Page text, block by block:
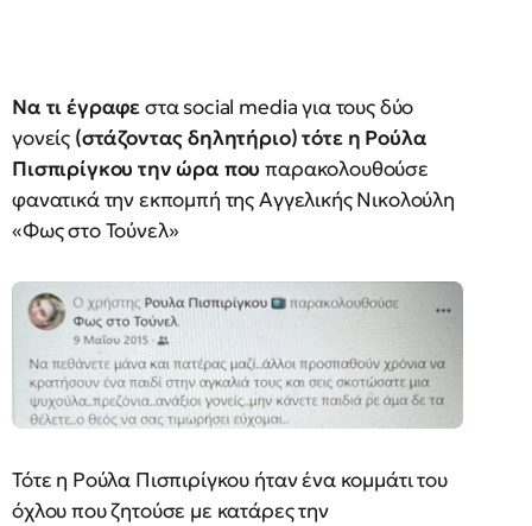
Να τι έγραφεστα social media για τους δύο
γονείς (στάζοντας δηλητήριο) τότε η Ρούλα
Πισπιρίγκου την ώρα πουπαρακολουθούσε
φανατικά την εκπομπή της Αγγελικής Νικολούλη
«Φως στο Τούνελ»
Τότε η Ρούλα Πισπιρίγκου ήταν ένα κομμάτι του
όχλου που ζητούσε με κατάρες την